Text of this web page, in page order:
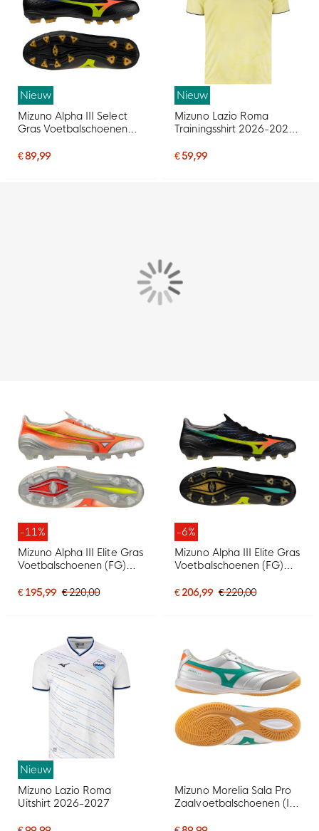
Nieuw
Mizuno Alpha III Select
Gras Voetbalschoenen
€ 89,99
Nieuw
Mizuno Lazio Roma
Trainingsshirt 2026-2027
€ 59,99
-11%
Mizuno Alpha III Elite Gras
Voetbalschoenen (FG)
€ 195,99 € 220,00
-6%
Mizuno Alpha III Elite Gras
Voetbalschoenen (FG)
€ 206,99 € 220,00
Nieuw
Mizuno Lazio Roma
Uitshirt 2026-2027
Mizuno Morelia Sala Pro
Zaalvoetbalschoenen (IN)